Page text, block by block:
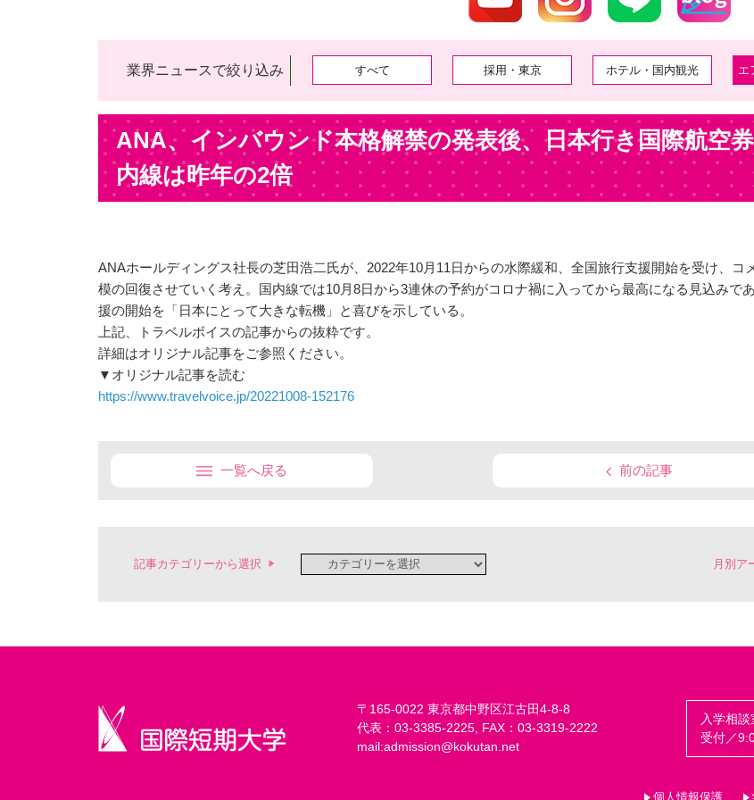
業界ニュースで絞り込み すべて 採用・東京 ホテル・国内観光 エ
ANA、インバウンド本格解禁の発表後、日本行き国際航空
内線は昨年の2倍
ANAホールディングス社長の芝田浩二氏が、2022年10月11日からの水際緩和、全国旅行支援開始を受け、
模の回復させていく考え。国内線では10月8日から3連休の予約がコロナ禍に入ってから最高になる見込みで
援の開始を「日本にとって大きな転機」と喜びを示している。
上記、トラベルボイスの記事からの抜粋です。
詳細はオリジナル記事をご参照ください。
▼オリジナル記事を読む
https://www.travelvoice.jp/20221008-152176
一覧へ戻る 前の記事
記事カテゴリーから選択 月別ア
〒165-0022 東京都中野区江古田4-8-8
代表：03-3385-2225, FAX：03-3319-2222
mail:admission@kokutan.net
入学相談
受付／
個人情報保護